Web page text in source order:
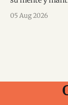
05 Aug 2026